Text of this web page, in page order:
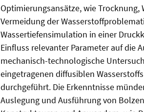
Optimierungsansätze, wie
Vermeidung der
Wassertiefensimulation in einer
Einfluss relevanter Parameter auf die
mechanisch-technologische
eingetragenen diffusiblen
durchgeführt. Die Erkenntnisse
Auslegung und Ausführung von